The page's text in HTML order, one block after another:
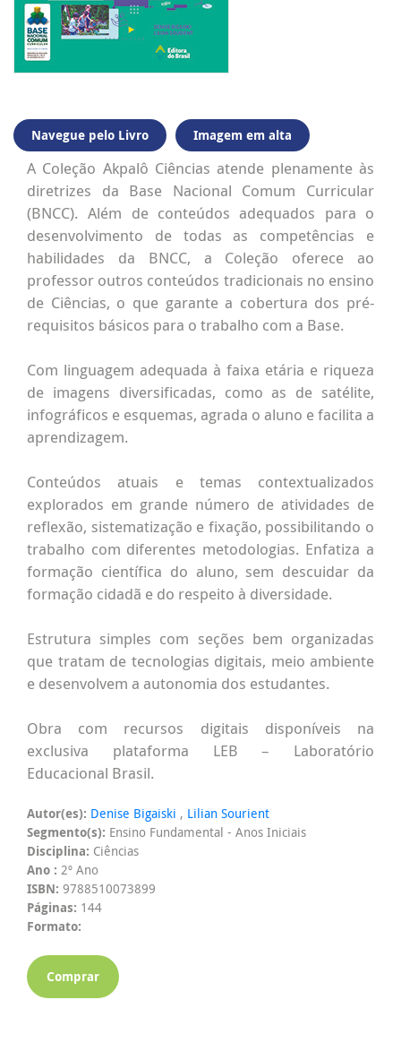
Navegue pelo Livro Imagem em alta
A Coleção Akpalô Ciências atende plenamente às
diretrizes da Base Nacional Comum Curricular
(BNCC). Além de conteúdos adequados para o
desenvolvimento de todas as competências e
habilidades da BNCC, a Coleção oferece ao
professor outros conteúdos tradicionais no ensino
de Ciências, o que garante a cobertura dos pré-
requisitos básicos para o trabalho com a Base.
Com linguagem adequada à faixa etária e riqueza
de imagens diversificadas, como as de satélite,
infográficos e esquemas, agrada o aluno e facilita a
aprendizagem.
Conteúdos atuais e temas contextualizados
explorados em grande número de atividades de
reflexão, sistematização e fixação, possibilitando o
trabalho com diferentes metodologias. Enfatiza a
formação científica do aluno, sem descuidar da
formação cidadã e do respeito à diversidade.
Estrutura simples com seções bem organizadas
que tratam de tecnologias digitais, meio ambiente
e desenvolvem a autonomia dos estudantes.
Obra com recursos digitais disponíveis na
exclusiva plataforma LEB – Laboratório
Educacional Brasil.
Autor(es): Denise Bigaiski , Lilian Sourient
Segmento(s): Ensino Fundamental - Anos Iniciais
Disciplina: Ciências
Ano : 2º Ano
ISBN: 9788510073899
Páginas: 144
Formato:
Comprar